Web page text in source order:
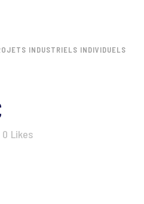
INDUSTRIELS INDIVIDUELS
0 Likes